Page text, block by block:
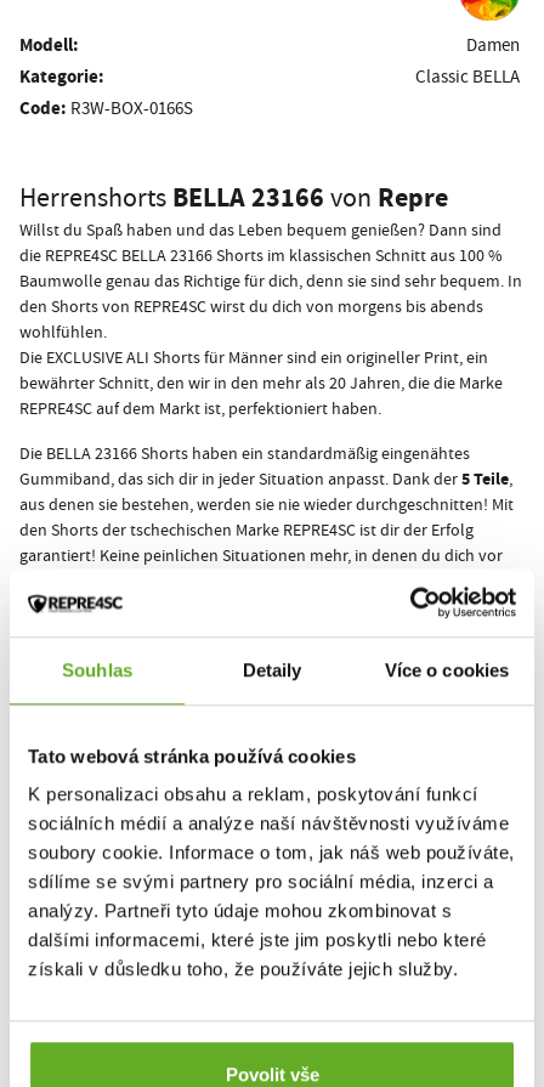
Souhlas Detaily Více o cookies
Tato webová stránka používá cookies
K personalizaci obsahu a reklam, poskytování funkcí
sociálních médií a analýze naší návštěvnosti využíváme
soubory cookie. Informace o tom, jak náš web používáte,
sdílíme se svými partnery pro sociální média, inzerci a
analýzy. Partneři tyto údaje mohou zkombinovat s
dalšími informacemi, které jste jim poskytli nebo které
získali v důsledku toho, že používáte jejich služby.
Povolit vše
Modell: Damen
Kategorie: Classic BELLA
Code: R3W-BOX-0166S
Herrenshorts BELLA 23166 von Repre
Willst du Spaß haben und das Leben bequem genießen? Dann sind
die REPRE4SC BELLA 23166 Shorts im klassischen Schnitt aus 100 %
Baumwolle genau das Richtige für dich, denn sie sind sehr bequem. In
den Shorts von REPRE4SC wirst du dich von morgens bis abends
wohlfühlen.
Die EXCLUSIVE ALI Shorts für Männer sind ein origineller Print, ein
bewährter Schnitt, den wir in den mehr als 20 Jahren, die die Marke
REPRE4SC auf dem Markt ist, perfektioniert haben.
Die BELLA 23166 Shorts haben ein standardmäßig eingenähtes
Gummiband, das sich dir in jeder Situation anpasst. Dank der5 Teile,
aus denen sie bestehen, werden sie nie wieder durchgeschnitten! Mit
den Shorts der tschechischen Marke REPRE4SC ist dir der Erfolg
garantiert! Keine peinlichen Situationen mehr, in denen du dich vor
deinen Freunden oder noch schlimmer, vor deinen Freundinnen
ausziehen musst! Außerdem bietet keine andere Shorts für Männer
mehr Komfort während des Tages und der Nacht, was für deine
Leistung und deine Erholung sehr wichtig ist...
Die BELLA 23166 Shorts kommen, wie alle anderen REPRE4SC Shorts
Es beginnt mit der Unterwäsche!
Komfort und Stil!
Dieses Produkt wurde noch nicht bewertet.
Um eine Bewertung hinzuzufügen, müssen Sie sich einloggen.
Bewerten Sie das Produkt